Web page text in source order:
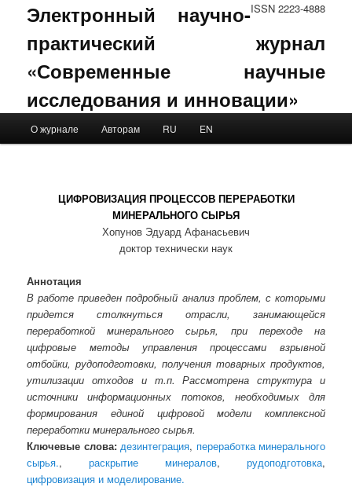
ISSN 2223-4888
Электронный научно-
практический журнал
«Современные научные
исследования и инновации»
Skip to primary content
Skip to secondary content
О журнале Авторам RU EN
ЦИФРОВИЗАЦИЯ ПРОЦЕССОВ ПЕРЕРАБОТКИ
МИНЕРАЛЬНОГО СЫРЬЯ
Хопунов Эдуард Афанасьевич
доктор технически наук
Аннотация
В работе приведен подробный анализ проблем, с которыми
придется столкнуться отрасли, занимающейся
переработкой минерального сырья, при переходе на
цифровые методы управления процессами взрывной
отбойки, рудоподготовки, получения товарных продуктов,
утилизации отходов и т.п. Рассмотрена структура и
источники информационных потоков, необходимых для
формирования единой цифровой модели комплексной
переработки минерального сырья.
Ключевые слова: дезинтеграция, переработка минерального
сырья.,раскрытие минералов, рудоподготовка,
цифровизация и моделирование.